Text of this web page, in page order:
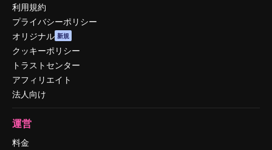
利用規約
プライバシーポリシー
オリジナル 新規
クッキーポリシー
トラストセンター
アフィリエイト
法人向け
運営
料金